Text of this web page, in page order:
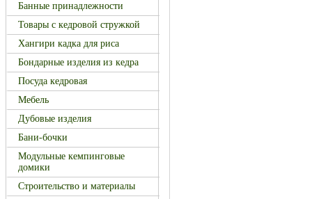
Банные принадлежности
Товары с кедровой стружкой
Хангири кадка для риса
Бондарные изделия из кедра
Посуда кедровая
Мебель
Дубовые изделия
Бани-бочки
Модульные кемпинговые
домики
Строительство и материалы